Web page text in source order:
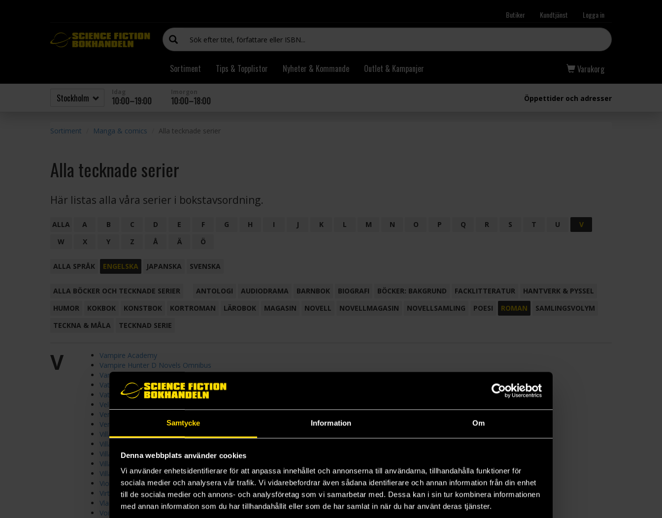
Samtycke Information Om
Denna webbplats använder cookies
Vi använder enhetsidentifierare för att anpassa innehållet och annonserna till användarna, tillhandahålla funktioner för
sociala medier och analysera vår trafik. Vi vidarebefordrar även sådana identifierare och annan information från din enhet
till de sociala medier och annons- och analysföretag som vi samarbetar med. Dessa kan i sin tur kombinera informationen
med annan information som du har tillhandahållit eller som de har samlat in när du har använt deras tjänster.
Butiker Kundtjänst Logga in
Sortiment Tips & Topplistor Nyheter & Kommande Outlet & Kampanjer Varukorg
10:00–19:00 10:00–18:00 Öppettider och adresser
Sortiment Manga & comics Alla tecknade serier
Alla tecknade serier
Här listas alla våra serier i bokstavsordning.
ALLA A B C D E F G H I J K L M N O P Q R S T U
V
W
X Y Z Å Ä Ö
ALLA SPRÅK ENGELSKA JAPANSKA SVENSKA
ALLA BÖCKER OCH TECKNADE SERIER ANTOLOGI AUDIODRAMA BARNBOK BIOGRAFI BÖCKER: BAKGRUND FACKLITTERATUR
HANTVERK & PYSSEL
HUMOR
KOKBOK KONSTBOK KORTROMAN LÄROBOK MAGASIN NOVELL NOVELLMAGASIN NOVELLSAMLING POESI ROMAN
SAMLINGSVOLYM
TECKNA & MÅLA
TECKNAD SERIE
V
Vampire Academy
Vampire Hunter D Novels Omnibus
Vamps
Vatta's Peace
Vatta's War
Velocity Weapon
Venom
Verity Vox
Villains
Villains
Villains & Virtues
Villains Are Destined to Die (novel)
Villains of Lore
Violent Ends
Virtual Light
Vlad Taltos
Void Trilogy